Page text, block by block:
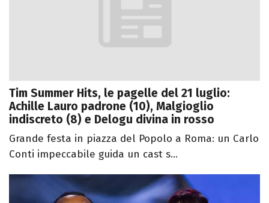
Tim Summer Hits, le pagelle del 21 luglio:
Achille Lauro padrone (10), Malgioglio
indiscreto (8) e Delogu divina in rosso
Grande festa in piazza del Popolo a Roma: un Carlo
Conti impeccabile guida un cast s...